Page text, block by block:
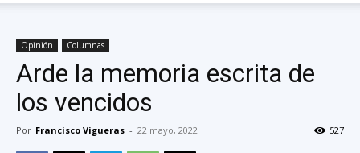
Opinión Columnas
Arde la memoria escrita de
los vencidos
Por Francisco Vigueras - 22 mayo, 2022 527